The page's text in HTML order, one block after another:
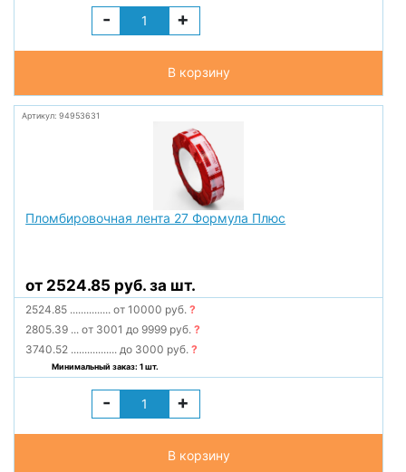
- +
В корзину
Артикул: 94953631
Пломбировочная лента 27 Формула Плюс
от 2524.85 руб. за шт.
2524.85 ............... от 10000 руб.?
2805.39 ... от 3001 до 9999 руб.?
3740.52 ................. до 3000 руб.?
Минимальный заказ: 1 шт.
- +
В корзину